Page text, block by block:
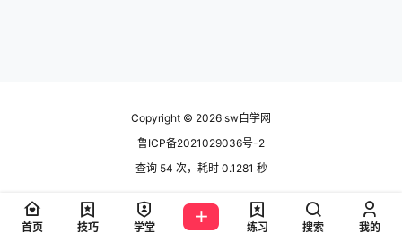
Copyright © 2026 sw自学网
鲁ICP备2021029036号-2
查询 54 次，耗时 0.1281 秒
首页 技巧 学堂 练习 搜索 我的